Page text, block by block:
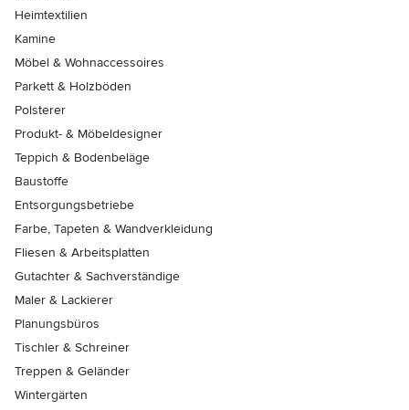
Heimtextilien
Kamine
Möbel & Wohnaccessoires
Parkett & Holzböden
Polsterer
Produkt- & Möbeldesigner
Teppich & Bodenbeläge
Baustoffe
Entsorgungsbetriebe
Farbe, Tapeten & Wandverkleidung
Fliesen & Arbeitsplatten
Gutachter & Sachverständige
Maler & Lackierer
Planungsbüros
Tischler & Schreiner
Treppen & Geländer
Wintergärten